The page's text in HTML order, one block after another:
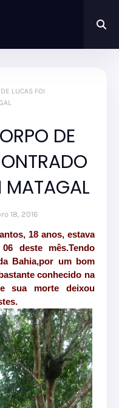
LUCAS FOI
DE
MATAGAL
18, 2016
18 anos, estava
deste mês.Tendo
Bahia,por um bom
conhecido na
sua morte deixou